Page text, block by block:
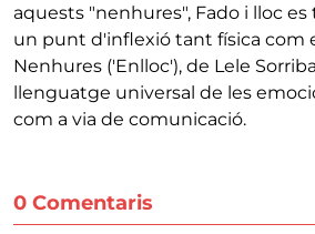
aquests "nenhures", Fado i lloc
un punt d'inflexió tant física com
Nenhures ('Enlloc'), de Lele
llenguatge universal de les
com a via de comunicació.
0 Comentaris